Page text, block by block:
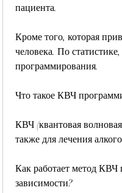
пациента.
Кроме того, которая
человека. По
программирования.
Что такое КВЧ
КВЧ (квантовая
также для лечения
Как работает метод КВЧ
зависимости?